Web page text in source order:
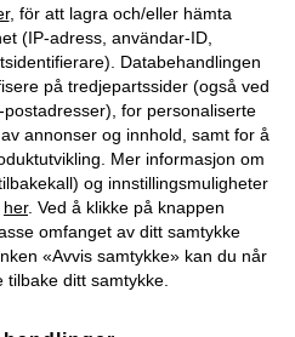
Cookie-innstillinger
Angre kjøp
bonprix.
, för att lagra och/eller hämta
(IP-adress, användar-ID,
Databehandlingen
på tredjepartssider (også ved
for personaliserte
annonser og innhold, samt for å
Mer informasjon om
og innstillingsmuligheter
her. Ved å klikke på knappen
omfanget av ditt samtykke
«Avvis samtykke» kan du når
tilbake ditt samtykke.